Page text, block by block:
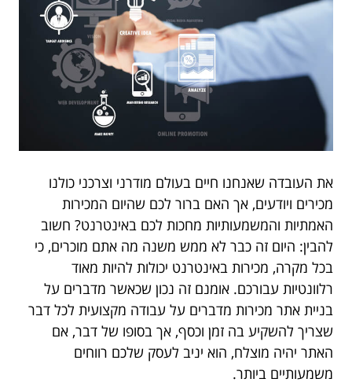
את העובדה שאנחנו חיים בעולם מודרני וצרכני כולנו
מכירים ויודעים, אך האם ברור לכם שהיום המכירות
האמתיות והמשמעותיות מחכות לכם באינטרנט? חשוב
להבין: היום זה כבר לא ממש משנה מה אתם מוכרים, כי
בכל מקרה, מכירות באינטרנט יכולות להיות מאוד
רלוונטיות עבורכם. אומנם זה נכון שכאשר מדברים על
בניית אתר מכירות מדברים על עבודה מקצועית לכל דבר
שצריך להשקיע בה זמן וכסף, אך בסופו של דבר, אם
האתר יהיה מוצלח, הוא יניב לעסק שלכם רווחים
משמעותיים ביותר.